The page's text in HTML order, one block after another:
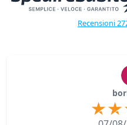
Recensioni